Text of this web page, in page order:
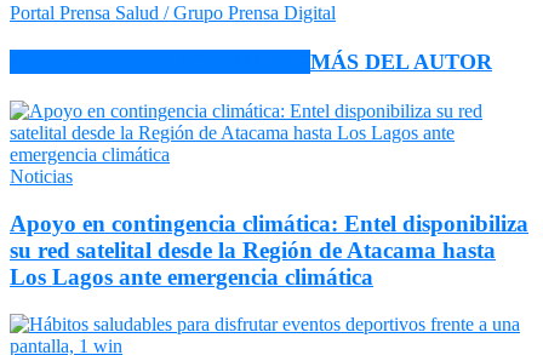
Portal Prensa Salud / Grupo Prensa Digital
MÁS DEL AUTOR
Noticias
Apoyo en contingencia climática: Entel disponibiliza
su red satelital desde la Región de Atacama hasta
Los Lagos ante emergencia climática